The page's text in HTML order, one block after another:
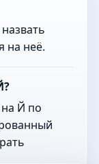
на неё.
Й по